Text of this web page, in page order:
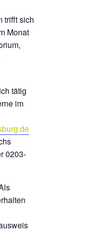
trifft sich
Monat
tätig
im
0203-